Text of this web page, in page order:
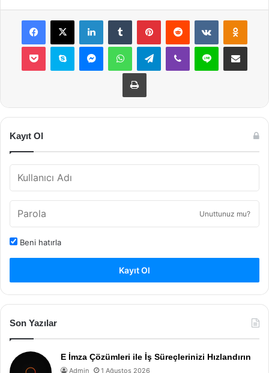
Facebook
X LinkedInTumblr PinterestReddit VKontakte
Pocket Skype MessengerWhatsAppTelegramViber Line E-Posta ile
Yazdır
Kayıt Ol
Unuttunuz mu?
Beni hatırla
Kayıt Ol
Son Yazılar
E İmza Çözümleri ile İş Süreçlerinizi Hızlandırın
Admin 1 Ağustos 2026